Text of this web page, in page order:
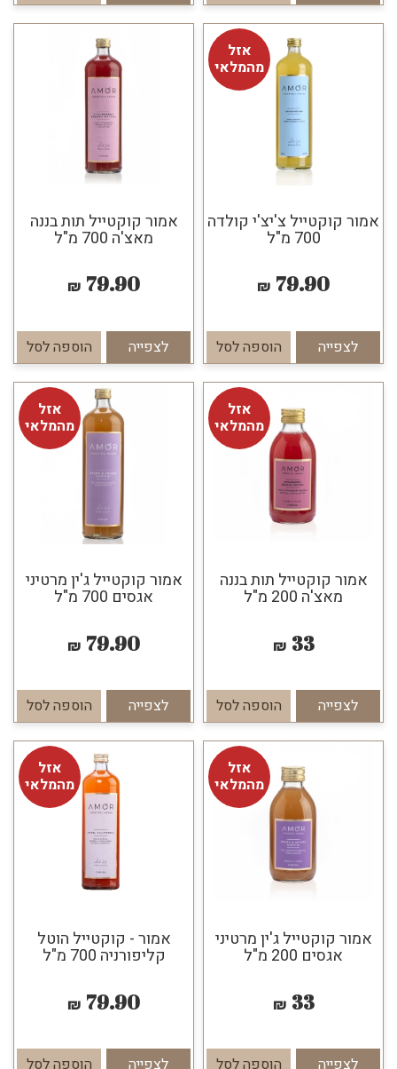
אזל
מהמלאי
אמור קוקטייל צ'יצ'י קולדה
700 מ"ל
79.90
₪
לצפייה הוספה לסל
אמור קוקטייל תות בננה
מאצ'ה 700 מ"ל
79.90
₪
לצפייה הוספה לסל
אזל
מהמלאי
אמור קוקטייל תות בננה
מאצ'ה 200 מ"ל
33
₪
לצפייה הוספה לסל
אזל
מהמלאי
אמור קוקטייל ג'ין מרטיני
אגסים 700 מ"ל
79.90
₪
לצפייה הוספה לסל
אזל
מהמלאי
אמור קוקטייל ג'ין מרטיני
אגסים 200 מ"ל
33
₪
לצפייה הוספה לסל
אזל
מהמלאי
אמור - קוקטייל הוטל
קליפורניה 700 מ"ל
79.90
₪
לצפייה הוספה לסל